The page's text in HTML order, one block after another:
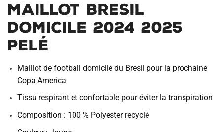
Maillot Bresil
Domicile 2024 2025
Pelé
Maillot de football domicile du Bresil pour la prochaine
Copa America
Tissu respirant et confortable pour éviter la transpiration
Composition : 100 % Polyester recyclé